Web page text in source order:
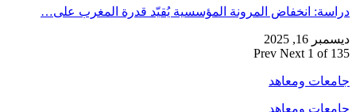
دراسة: انخفاض المرونة المؤسسية يُقيّد قدرة المغرب على…
ديسمبر 16, 2025
Prev Next 1 of 135
جامعات ومعاهد
جامعات ومعاهد